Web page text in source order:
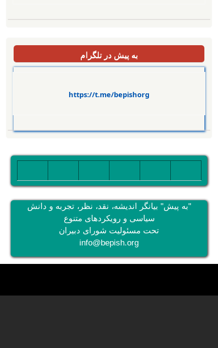
به پیش در تلگرام
https://t.me/bepishorg
"به پیش" بیانگر اندیشه، نقد، نظر، تجربه و دانش
سیاسی و رویکردهای متنوع
تحت مسئولیت شورای دبیران
info@bepish.org